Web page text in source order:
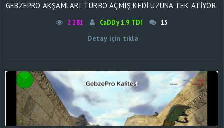
GEBZEPRO AKŞAMLARI TURBO AÇMIŞ KEDI UZUNA TEK ATIYOR.
2 281 CaDDy 1.9 TDI 15
Detay için tıkla